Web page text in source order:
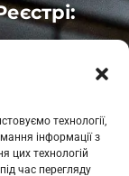
технології,
інформації з
цих технологій
час перегляду